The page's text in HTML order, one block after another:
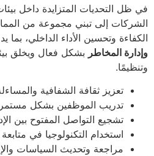
في ظل التحديات المتزايدة داخل
الشركات إلى تبني مجموعة من
الكفاءة وتحسين الأداء الداخلي، بما
وإدارة المخاطر بشكل فعال ويخلق
وتنظيمًا.
تعزيز ثقافة الشفافية
تدريب الموظفين بشكل
تشجيع التواصل المفتوح بين
استخدام التكنولوجيا في متابعة
مراجعة وتحديث السياسات